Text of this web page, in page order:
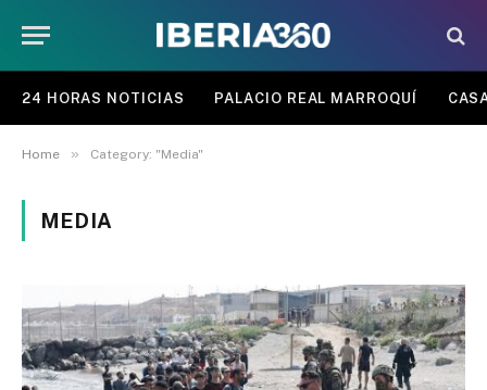
24 HORAS NOTICIAS PALACIO REAL MARROQUÍ
Home » Category: "Media"
MEDIA